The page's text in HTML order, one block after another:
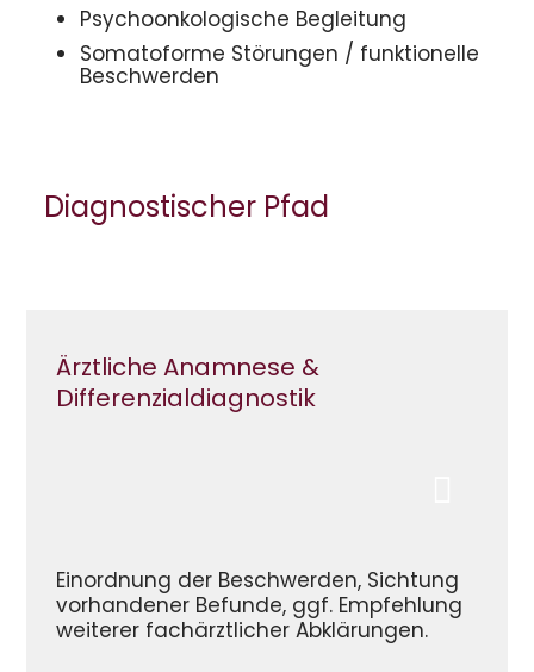
Psychoonkologische Begleitung
Somatoforme Störungen / funktionelle
Beschwerden
Diagnostischer Pfad
Ärztliche Anamnese &
Differenzialdiagnostik
Einordnung der Beschwerden, Sichtung
vorhandener Befunde, ggf. Empfehlung
weiterer fachärztlicher Abklärungen.